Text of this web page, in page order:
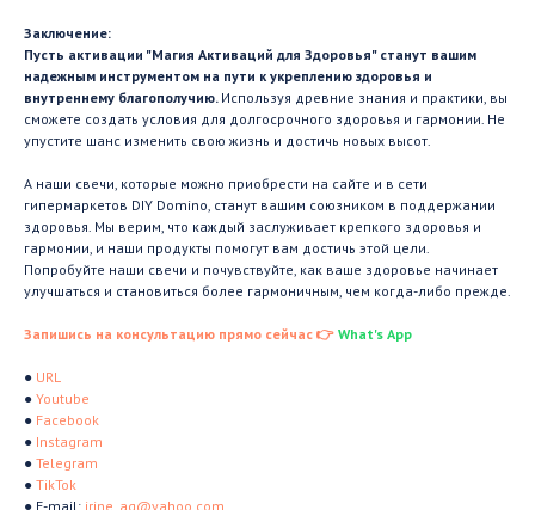
Заключение:
Пусть активации "Магия Активаций для Здоровья" станут вашим
надежным инструментом на пути к укреплению здоровья и
внутреннему благополучию. Используя древние знания и практики, вы
сможете создать условия для долгосрочного здоровья и гармонии. Не
упустите шанс изменить свою жизнь и достичь новых высот.
А наши свечи, которые можно приобрести на сайте и в сети
гипермаркетов DIY Domino, станут вашим союзником в поддержании
здоровья. Мы верим, что каждый заслуживает крепкого здоровья и
гармонии, и наши продукты помогут вам достичь этой цели.
Попробуйте наши свечи и почувствуйте, как ваше здоровье начинает
улучшаться и становиться более гармоничным, чем когда-либо прежде.
Запишись на консультацию прямо сейчас 👉 What's App
● URL
● Youtube
● Facebook
● Instagram
● Telegram
● TikTok
● E-mail: irine_ag@yahoo.com